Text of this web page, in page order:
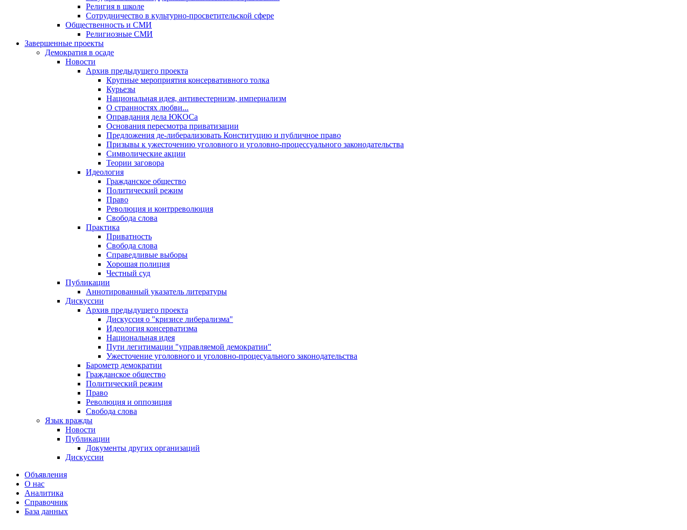
Религия в школе
Сотрудничество в культурно-просветительской сфере
Общественность и СМИ
Религиозные СМИ
Завершенные проекты
Демократия в осаде
Новости
Архив предыдущего проекта
Крупные мероприятия консервативного толка
Курьезы
Национальная идея, антивестернизм, империализм
О странностях любви...
Оправдания дела ЮКОСа
Основания пересмотра приватизации
Предложения де-либерализовать Конституцию и публичное право
Призывы к ужесточению уголовного и уголовно-процессуального законодательства
Символические акции
Теории заговора
Идеология
Гражданское общество
Политический режим
Право
Революция и контрреволюция
Свобода слова
Практика
Приватность
Свобода слова
Справедливые выборы
Хорошая полиция
Честный суд
Публикации
Аннотированный указатель литературы
Дискуссии
Архив предыдущего проекта
Дискуссия о "кризисе либерализма"
Идеология консерватизма
Национальная идея
Пути легитимации "управляемой демократии"
Ужесточение уголовного и уголовно-процесуального законодательства
Барометр демократии
Гражданское общество
Политический режим
Право
Революция и оппозиция
Свобода слова
Язык вражды
Новости
Публикации
Документы других организаций
Дискуссии
Объявления
О нас
Аналитика
Справочник
База данных